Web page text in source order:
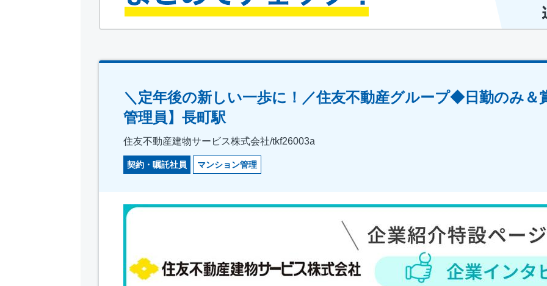
＼定年後の新しい一歩に！／住友不動産グループ◆日勤のみ＆
管理員】長町駅
住友不動産建物サービス株式会社/tkf26003a
契約・嘱託社員 マンション管理